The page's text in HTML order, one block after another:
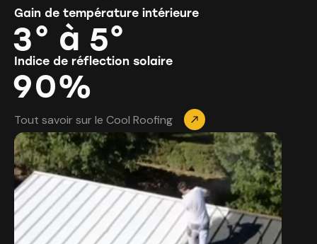
Gain de température intérieure
3° à 5°
Indice de réflection solaire
90%
Tout savoir sur le Cool Roofing